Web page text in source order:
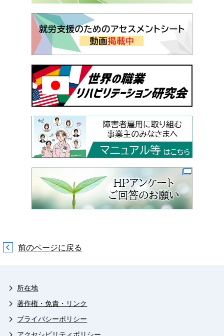
前のページに戻る
所在地
著作権・免責・リンク
プライバシーポリシー